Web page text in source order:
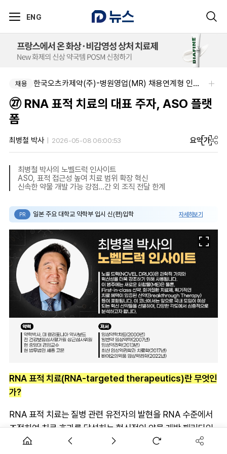
ENG
채용 한국오츠카제약(주)-병원영업(MR) 채용연계형 인턴(신입사원) 모집 공고
㉗ RNA 표적 치료의 대표 주자, ASO 플랫
폼
최병철 박사 2026-05-08 06:00:53 요약가
최병철 박사의 노벨드럭 인사이트
ASO, 표적 접근성 높여 치료 범위 확장 혁신
신속한 약물 개발 가능 강점...간 외 조직 전달 한계
PR 일본 주요 대학교 약학부 입시 신(편)입학 자세히보기
RNA 표적 치료(RNA-targeted therapeutics)란 무엇인
가?
RNA 표적 치료는 질병 관련 유전자의 발현을 RNA 수준에서
조절하여 치료 효과를 달성하는 혁신적인 약물 개발 패러다임
이다. 전통적인 저분자 약물이 효소 억제제로 작용하거나 세포